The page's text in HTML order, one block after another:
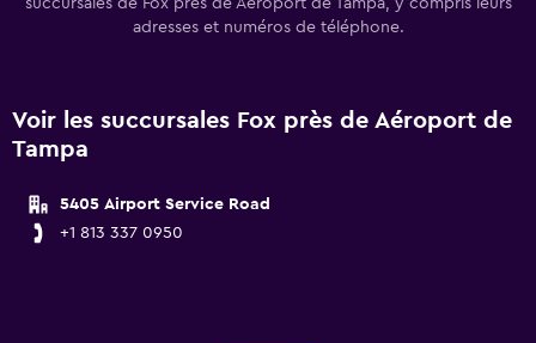
succursales de Fox près de Aéroport de Tampa, y compris leurs
adresses et numéros de téléphone.
Voir les succursales Fox près de Aéroport de
Tampa
5405 Airport Service Road
+1 813 337 0950